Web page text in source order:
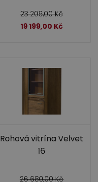
23 206,00Kč
19 199,00 Kč
Rohová vitrína Velvet
16
26 680,00Kč